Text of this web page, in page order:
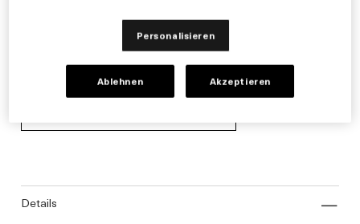
details
Personalisieren
Ablehnen Akzeptieren